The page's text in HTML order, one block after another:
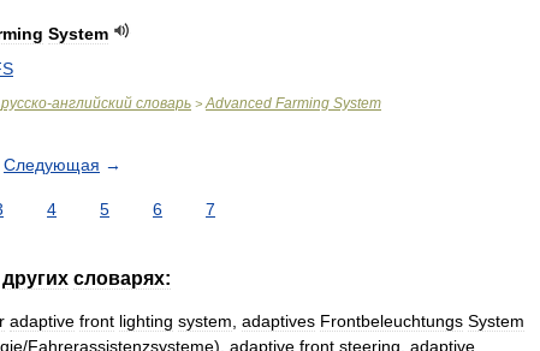
System
русско-английский словарь > Advanced Farming System
Следующая →
4 5 6 7
других словарях:
adaptive front lighting system adaptives Frontbeleuchtungs System
/Fahrerassistenzsysteme). adaptive front steering adaptive